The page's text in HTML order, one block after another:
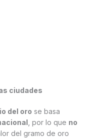
ciudades
del oro se basa
, por lo que no
del gramo de oro